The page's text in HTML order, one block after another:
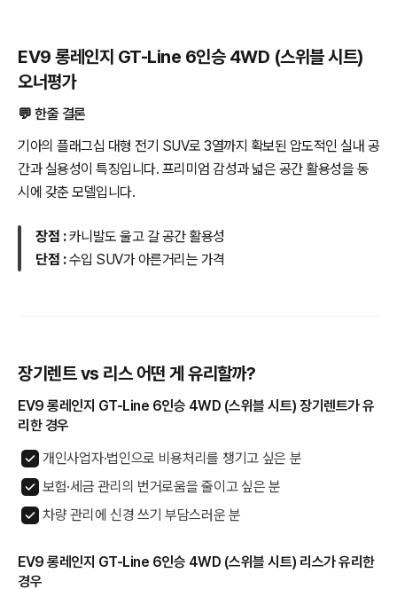
EV9 롱레인지 GT-Line 6인승 4WD (스위블 시트)
오너평가
💬 한줄 결론
기아의 플래그십 대형 전기 SUV로 3열까지 확보된 압도적인 실내 공
간과 실용성이 특징입니다. 프리미엄 감성과 넓은 공간 활용성을 동
시에 갖춘 모델입니다.
장점 :카니발도 울고 갈 공간 활용성
단점 :수입 SUV가 아른거리는 가격
장기렌트 vs 리스 어떤 게 유리할까?
EV9 롱레인지 GT-Line 6인승 4WD (스위블 시트) 장기렌트가 유
리한 경우
개인사업자·법인으로 비용처리를 챙기고 싶은 분
보험·세금 관리의 번거로움을 줄이고 싶은 분
차량 관리에 신경 쓰기 부담스러운 분
EV9 롱레인지 GT-Line 6인승 4WD (스위블 시트) 리스가 유리한
경우